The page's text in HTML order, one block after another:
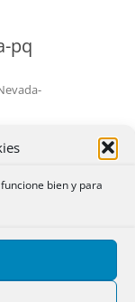
bien y para
pq
Siguiente →